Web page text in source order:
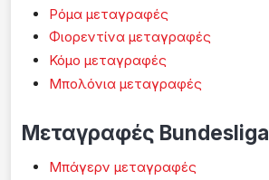
Ρόμα μεταγραφές
Φιορεντίνα μεταγραφές
Κόμο μεταγραφές
Μπολόνια μεταγραφές
Μεταγραφές Bundesliga
Μπάγερν μεταγραφές